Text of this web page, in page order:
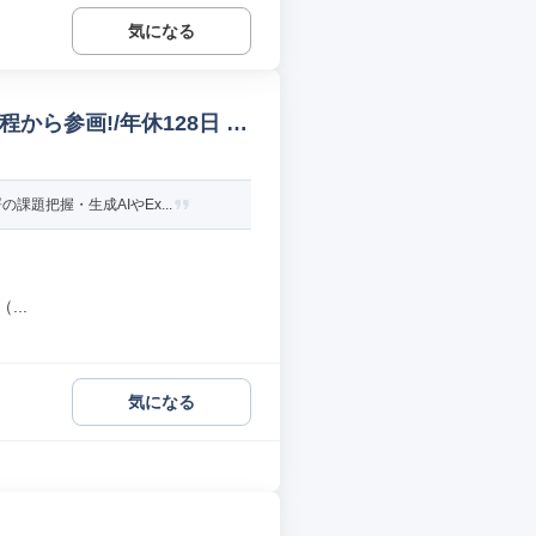
気になる
から参画!/年休128日 社
課題把握・生成AIやEx...
...
気になる